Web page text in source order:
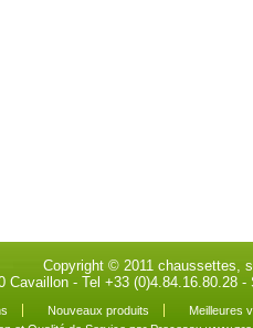
Copyright © 2011 chaussettes,
Cavaillon - Tel +33
Nouveaux produits Meilleures